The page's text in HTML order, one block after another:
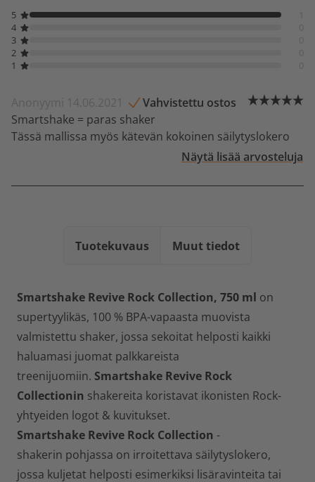
5
4
3
2
1
Anonyymi 14.06.2021
Vahvistettu ostos
Smartshake = paras shaker
Tässä mallissa myös kätevän kokoinen säilytyslokero
Näytä lisää arvosteluja
Tuotekuvaus Muut tiedot
Smartshake Revive Rock Collection, 750 ml on
supertyylikäs, 100 % BPA-vapaasta muovista
valmistettu shaker, jossa sekoitat helposti kaikki
haluamasi juomat palkkareista
treenijuomiin. Smartshake Revive Rock
Collectionin shakereita koristavat ikonisten Rock-
yhtyeiden logot & kuvitukset.
Smartshake Revive Rock Collection -
shakerin pohjassa on irroitettava säilytyslokero,
jossa kuljetat helposti esimerkiksi lisäravinteita tai